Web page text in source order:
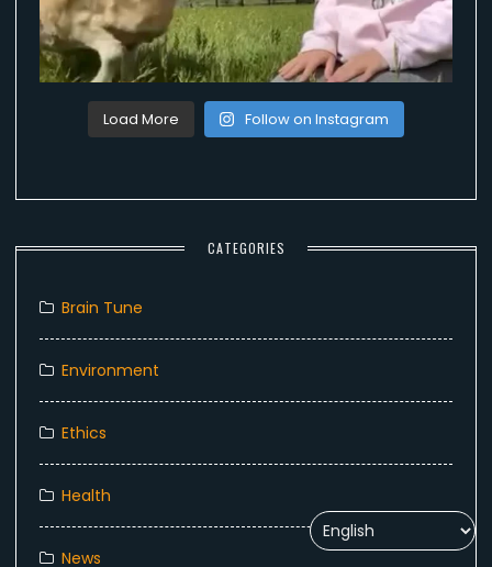
Load More Follow on Instagram
CATEGORIES
Brain Tune
Environment
Ethics
Health
News